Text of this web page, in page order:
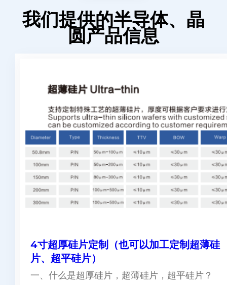
我们提供的半导体、晶
圆产品信息
4寸超厚硅片定制（也可以加工定制超薄硅
片、超平硅片）
一、什么是超厚硅片，超薄硅片，超平硅片？